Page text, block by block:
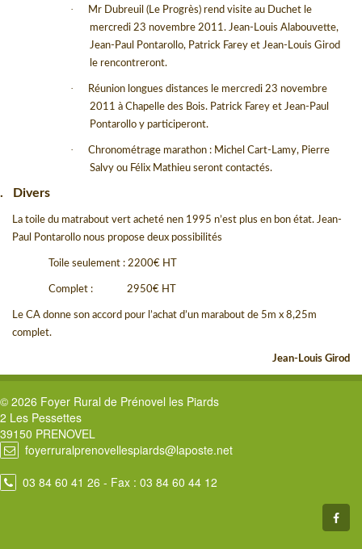
·
Mr Dubreuil (Le Progrès) rend visite au Duchet le
mercredi 23 novembre 2011. Jean-Louis Alabouvette,
Jean-Paul Pontarollo, Patrick Farey et Jean-Louis Girod
le rencontreront.
·
Réunion longues distances le mercredi 23 novembre
2011 à Chapelle des Bois. Patrick Farey et Jean-Paul
Pontarollo y participeront.
·
Chronométrage marathon : Michel Cart-Lamy, Pierre
Salvy ou Félix Mathieu seront contactés.
Divers
La toile du matrabout vert acheté nen 1995 n’est plus en bon état. Jean-
Paul Pontarollo nous propose deux possibilités
Toile seulement : 2200€ HT
Complet : 2950€ HT
Le CA donne son accord pour l’achat d’un marabout de 5m x 8,25m
complet.
Jean-Louis Girod
© 2026 Foyer Rural de Prénovel les Piards
2 Les Pessettes
39150 PRENOVEL
foyerruralprenovellespiards@laposte.net
03 84 60 41 26 - Fax : 03 84 60 44 12